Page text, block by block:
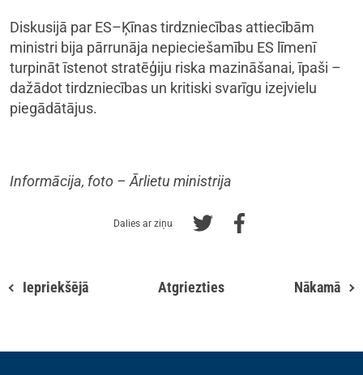
Diskusijā par ES–Ķīnas tirdzniecības attiecībām
ministri bija pārrunāja nepieciešamību ES līmenī
turpināt īstenot stratēģiju riska mazināšanai, īpaši –
dažādot tirdzniecības un kritiski svarīgu izejvielu
piegādātājus.
Informācija, foto – Ārlietu ministrija
Dalies ar ziņu
Iepriekšējā Atgriezties Nākamā